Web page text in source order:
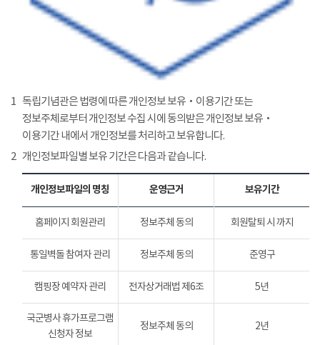
1 독립기념관은 법령에 따른 개인정보 보유‧이용기간 또는
정보주체로부터 개인정보 수집 시에 동의받은 개인정보 보유‧
이용기간 내에서 개인정보를 처리하고 보유합니다.
2 개인정보파일별 보유 기간은 다음과 같습니다.
개인정보파일의 명칭 운영근거 보유기간
홈페이지 회원관리 정보주체 동의 회원탈퇴 시 까지
통일벽돌 참여자 관리 정보주체 동의 준영구
캠핑장 예약자 관리 전자상거래법 제6조 5년
국군병사 휴가프로그램
신청자 정보
정보주체 동의 2년